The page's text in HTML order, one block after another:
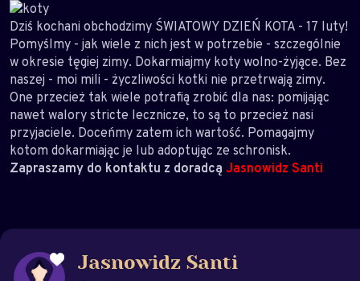
Dziś kochani obchodzimy ŚWIATOWY DZIEŃ KOTA - 17 luty!
Pomyślmy - jak wiele z nich jest w potrzebie - szczególnie
w okresie tęgiej zimy. Dokarmiajmy koty wolno-żyjące. Bez
naszej - moi mili - życzliwości kotki nie przetrwają zimy.
One przecież tak wiele potrafią zrobić dla nas: pomijając
nawet walory stricte lecznicze, to są to przecież nasi
przyjaciele. Doceńmy zatem ich wartość. Pomagajmy
kotom dokarmiając je lub adoptując ze schronisk.
Zapraszamy do kontaktu z doradcą Jasnowidz Santi
Jasnowidz Santi